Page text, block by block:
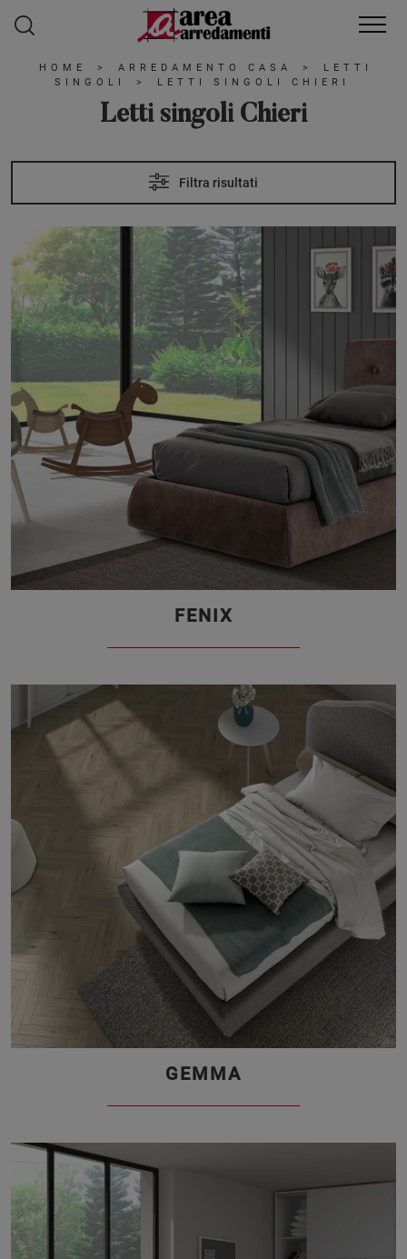
HOME > ARREDAMENTO CASA >
LETTI
SINGOLI
> LETTI SINGOLI CHIERI
Letti singoli Chieri
Filtra risultati
FENIX
GEMMA